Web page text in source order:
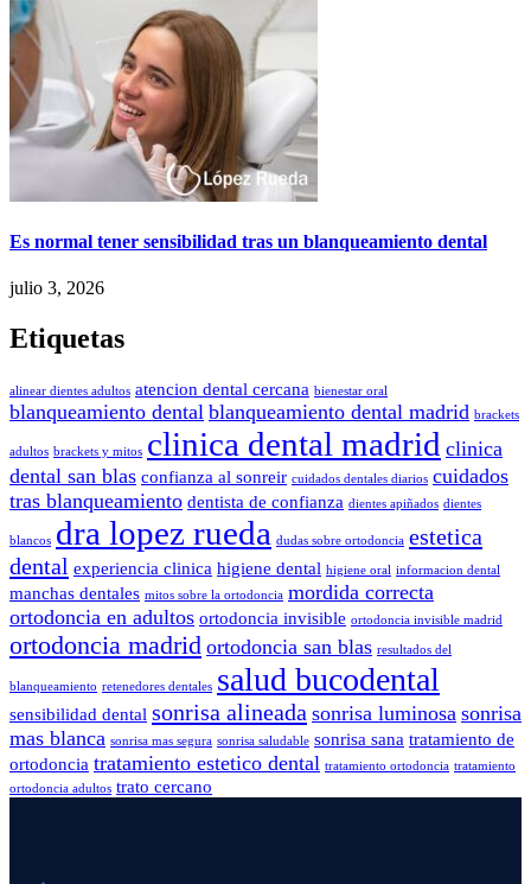
Es normal tener sensibilidad tras un blanqueamiento dental
julio 3, 2026
Etiquetas
alinear dientes adultos atencion dental cercana bienestar oral
blanqueamiento dental blanqueamiento dental madrid brackets
adultos brackets y mitos clinica dental madrid clinica
dental san blas confianza al sonreir cuidados dentales diarios cuidados
tras blanqueamiento dentista de confianza dientes apiñados dientes
blancos dra lopez rueda dudas sobre ortodoncia estetica
dental experiencia clinica higiene dental higiene oral informacion dental
manchas dentales mitos sobre la ortodoncia mordida correcta
ortodoncia en adultos ortodoncia invisible ortodoncia invisible madrid
ortodoncia madrid ortodoncia san blas resultados del
blanqueamiento retenedores dentales salud bucodental
sensibilidad dental sonrisa alineada sonrisa luminosa sonrisa
mas blanca sonrisa mas segura sonrisa saludable sonrisa sana tratamiento de
ortodoncia tratamiento estetico dental tratamiento ortodoncia tratamiento
ortodoncia adultos trato cercano